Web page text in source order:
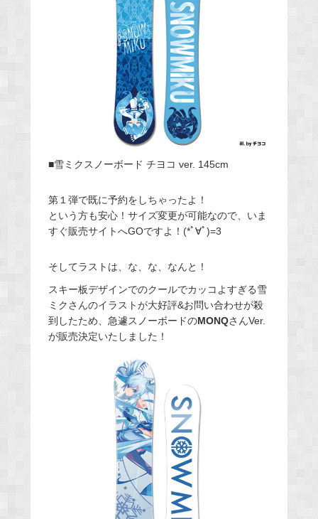
■雪ミクスノーボード チヨコ ver. 145cm
第１弾で既に予約をしちゃったよ！
という方も安心！サイズ変更が可能なので、いま
すぐ販売サイトへGOですよ！(*ﾟ∀ﾟ)=3
そしてラストは、な、な、なんと！
スキー板デザインでのクールでカッコよすぎる雪
ミクさんのイラストが大好評&お問い合わせが殺
到したため、急遽スノーボードのMONQさんVer.
が販売決定いたしました！